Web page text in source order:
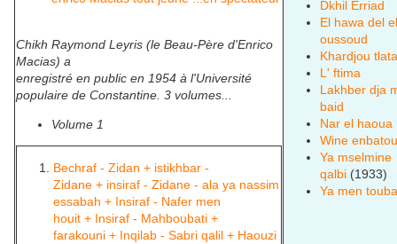
Chikh Raymond Leyris (le Beau-Père d'Enrico
Macias) a
enregistré en public en 1954 à l'Université
populaire de Constantine. 3 volumes...
Volume 1
Bechraf - Zidan + istikhbar -
Zidane + insiraf - Zidane - ala ya nassim
essabah + Insiraf - Nafer men
houit + Insiraf - Mahboubati +
farakouni + Inqilab - Sabri qalil + Haouzi
Dkhil Erriad
El hawa del el
oussoud
Khardjou tlata
L' ftima
Lakhber dja
baid
Nar el haoua
Wine enbatou
Ya mselmine
qalbi (1933)
Ya men